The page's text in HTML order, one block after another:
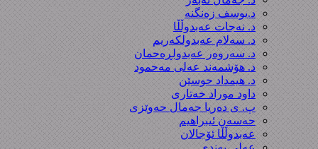
د.یوسف زه‌نگنه‌
د. نەجات عەبدوڵڵا
د. سەلام عەبدولكەریم
د. سەروەر عەبدولڕەحمان
د. هۆشمەند عەلی مەحمود
د. هیمداد حوسێن
داود موراد خەتاری
پ. ی دەریا جەمال حەوێزی
حەسەن ئیبراهیم
عەبدوڵڵا ئۆجالان